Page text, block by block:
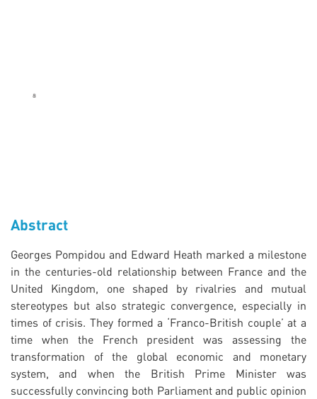
Abstract
Georges Pompidou and Edward Heath marked a milestone
in the centuries-old relationship between France and the
United Kingdom, one shaped by rivalries and mutual
stereotypes but also strategic convergence, especially in
times of crisis. They formed a ‘Franco-British couple’ at a
time when the French president was assessing the
transformation of the global economic and monetary
system, and when the British Prime Minister was
successfully convincing both Parliament and public opinion